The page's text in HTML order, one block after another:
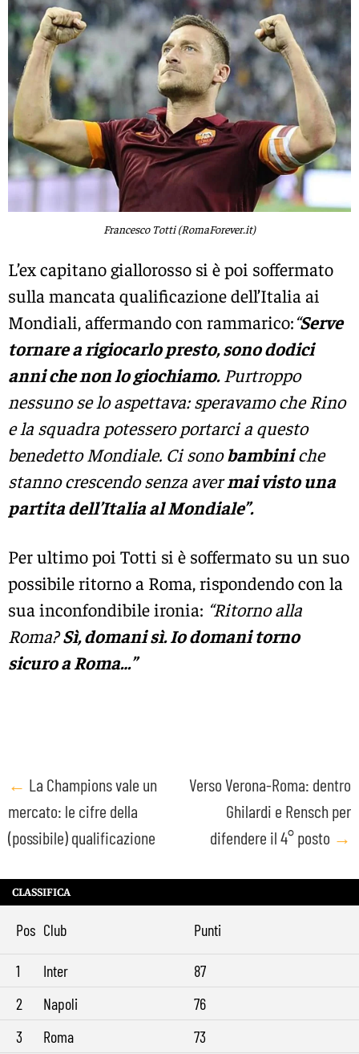
Francesco Totti (RomaForever.it)
L’ex capitano giallorosso si è poi soffermato
sulla mancata qualificazione dell’Italia ai
Mondiali, affermando con rammarico:“Serve
tornare a rigiocarlo presto, sono dodici
anni che non lo giochiamo.Purtroppo
nessuno se lo aspettava: speravamo che Rino
e la squadra potessero portarci a questo
benedetto Mondiale. Ci sonobambiniche
stanno crescendo senza avermai visto una
partita dell’Italia al Mondiale”.
Per ultimo poi Totti si è soffermato su un suo
possibile ritorno a Roma, rispondendo con la
sua inconfondibile ironia: “Ritorno alla
Roma?Sì, domani sì. Io domani torno
sicuro a Roma…”
Post
navigation
← La Champions vale un
mercato: le cifre della
(possibile) qualificazione
Verso Verona-Roma: dentro
Ghilardi e Rensch per
difendere il 4° posto →
CLASSIFICA
Pos Club Punti
1 Inter
87
2
Napoli
76
3
Roma
73